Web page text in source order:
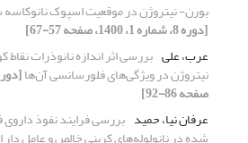
بورن- نیتروژن در موقعیت اسپوک
[دوره 8، شماره 1، 1400، صفحه 57-67]
عرب، علی بررسی اثر اندازه‌ نانوذرات نقاط
نیتروژن در ویژگی‌های فلورسانسی آن‌ها
صفحه 86-92]
عرفان نیا، حمید بررسی فرایند نفوذ